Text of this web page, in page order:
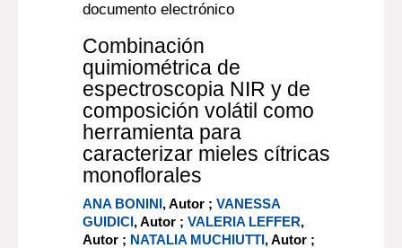
documento electrónico
Combinación
quimiométrica de
espectroscopia NIR y de
composición volátil como
herramienta para
caracterizar mieles cítricas
monoflorales
ANA BONINI, Autor ;VANESSA
GUIDICI, Autor ;VALERIA LEFFER,
Autor ; NATALIA MUCHIUTTI, Autor ;